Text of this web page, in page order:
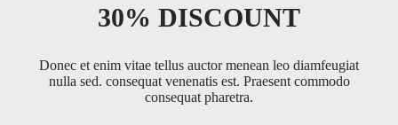
30% DISCOUNT
Donec et enim vitae tellus auctor menean leo diamfeugiat
nulla sed. consequat venenatis est. Praesent commodo
consequat pharetra.